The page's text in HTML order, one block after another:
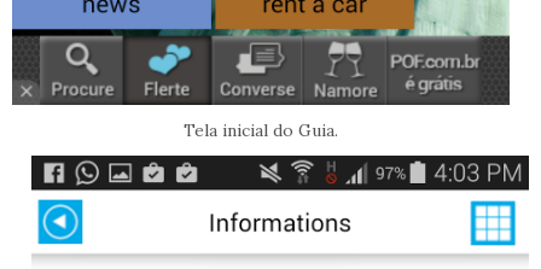
Tela inicial do Guia.